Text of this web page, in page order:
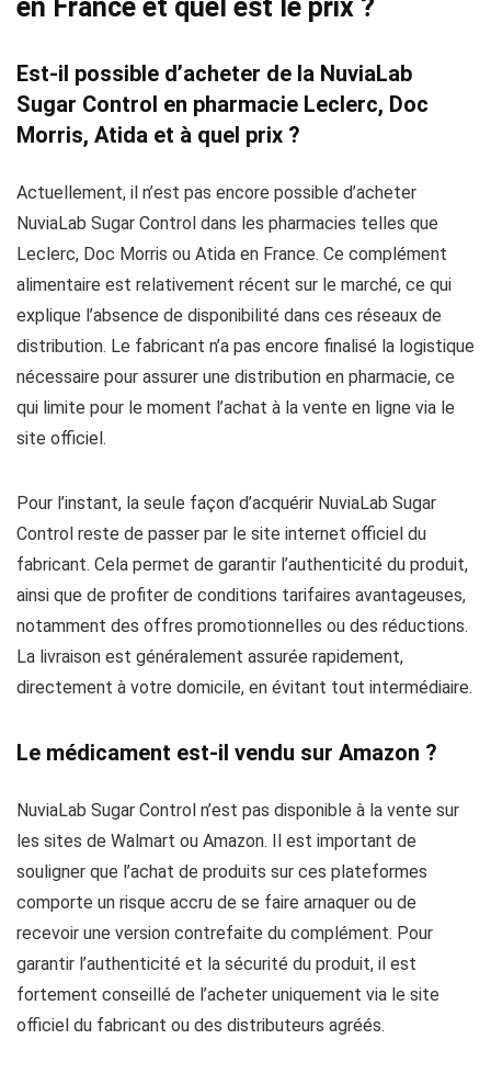
en France et quel est le prix ?
Est-il possible d’acheter de la NuviaLab
Sugar Control en pharmacie Leclerc, Doc
Morris, Atida et à quel prix ?
Actuellement, il n’est pas encore possible d’acheter
NuviaLab Sugar Control dans les pharmacies telles que
Leclerc, Doc Morris ou Atida en France. Ce complément
alimentaire est relativement récent sur le marché, ce qui
explique l’absence de disponibilité dans ces réseaux de
distribution. Le fabricant n’a pas encore finalisé la logistique
nécessaire pour assurer une distribution en pharmacie, ce
qui limite pour le moment l’achat à la vente en ligne via le
site officiel.
Pour l’instant, la seule façon d’acquérir NuviaLab Sugar
Control reste de passer par le site internet officiel du
fabricant. Cela permet de garantir l’authenticité du produit,
ainsi que de profiter de conditions tarifaires avantageuses,
notamment des offres promotionnelles ou des réductions.
La livraison est généralement assurée rapidement,
directement à votre domicile, en évitant tout intermédiaire.
Le médicament est-il vendu sur Amazon ?
NuviaLab Sugar Control n’est pas disponible à la vente sur
les sites de Walmart ou Amazon. Il est important de
souligner que l’achat de produits sur ces plateformes
comporte un risque accru de se faire arnaquer ou de
recevoir une version contrefaite du complément. Pour
garantir l’authenticité et la sécurité du produit, il est
fortement conseillé de l’acheter uniquement via le site
officiel du fabricant ou des distributeurs agréés.